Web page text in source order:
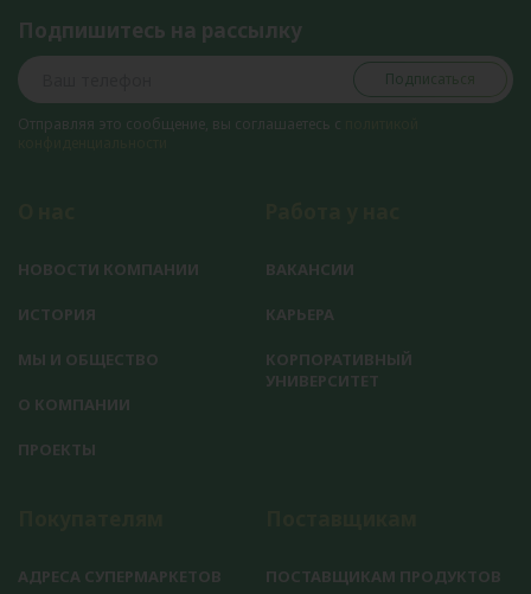
Подпишитесь на рассылку
Подписаться
Отправляя это сообщение, вы соглашаетесь с
НОВОСТИ КОМПАНИИ
ИСТОРИЯ
МЫ И ОБЩЕСТВО
О КОМПАНИИ
ПРОЕКТЫ
ВАКАНСИИ
КАРЬЕРА
КОРПОРАТИВНЫЙ
УНИВЕРСИТЕТ
АДРЕСА СУПЕРМАРКЕТОВ ПОСТАВЩИКАМ ПРОДУКТОВ